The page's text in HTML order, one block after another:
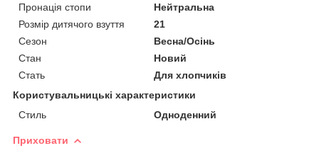
Пронація стопи
Нейтральна
Розмір дитячого взуття
21
Сезон
Весна/Осінь
Стан
Новий
Стать
Для хлопчиків
Користувальницькі характеристики
Стиль
Одноденний
Приховати